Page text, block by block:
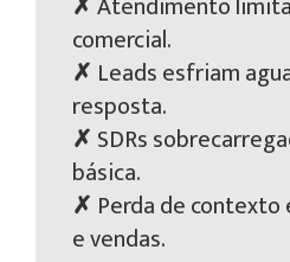
comercial.
✗ Leads esfriam
resposta.
✗ SDRs
básica.
✗ Perda de
e vendas.